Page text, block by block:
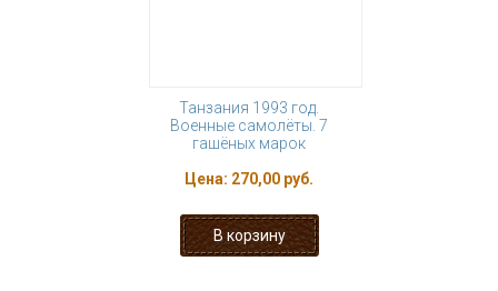
Танзания 1993 год.
Военные самолёты. 7
гашёных марок
Цена: 270,00 руб.